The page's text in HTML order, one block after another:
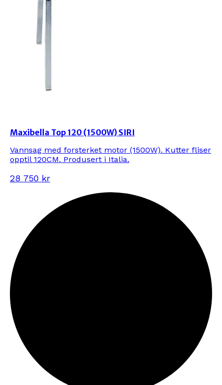
Maxibella Top 120 (1500W) SIRI
Vannsag med forsterket motor (1500W). Kutter fliser
opptil 120CM. Produsert i Italia.
28 750 kr